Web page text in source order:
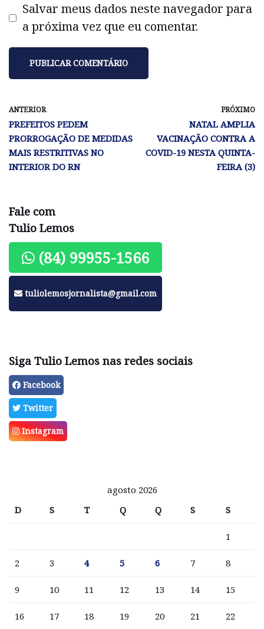
Salvar meus dados neste navegador para
a próxima vez que eu comentar.
ANTERIOR
PREFEITOS PEDEM
PRORROGAÇÃO DE MEDIDAS
MAIS RESTRITIVAS NO
INTERIOR DO RN
PRÓXIMO
NATAL AMPLIA
VACINAÇÃO CONTRA A
COVID-19 NESTA QUINTA-
FEIRA (3)
Fale com
Tulio Lemos
(84) 99955-1566
tuliolemosjornalista@gmail.com
Siga Tulio Lemos nas redes sociais
Facebook
Twitter
Instagram
agosto 2026
D
S T Q Q S S
1
2 3 4 5 6 7 8
9 10 11 12 13 14 15
16 17 18 19 20 21 22